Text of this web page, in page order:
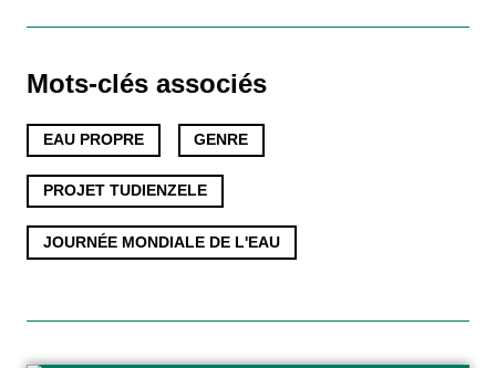
Mots-clés associés
EAU PROPRE GENRE
PROJET TUDIENZELE
JOURNÉE MONDIALE DE L'EAU